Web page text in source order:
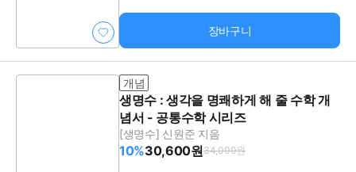
장바구니
개념
생명수 : 생각을 명쾌하게 해 줄 수학 개
념서 - 공통수학 시리즈
[생명수] 신원준 지음
10%30,600원34,000원